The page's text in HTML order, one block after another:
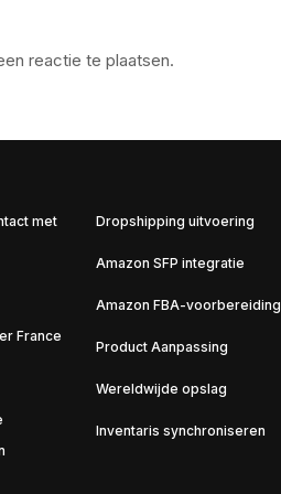
reactie te plaatsen.
met
France
Dropshipping uitvoering
Amazon SFP integratie
Amazon FBA-voorbereiding
Product Aanpassing
Wereldwijde opslag
Inventaris synchroniseren